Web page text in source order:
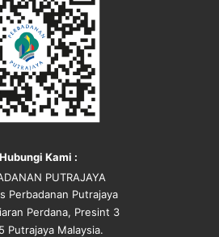
Hubungi Kami :
PUTRAJAYA
Perbadanan Putrajaya
Perdana, Presint 3
Putrajaya Malaysia.